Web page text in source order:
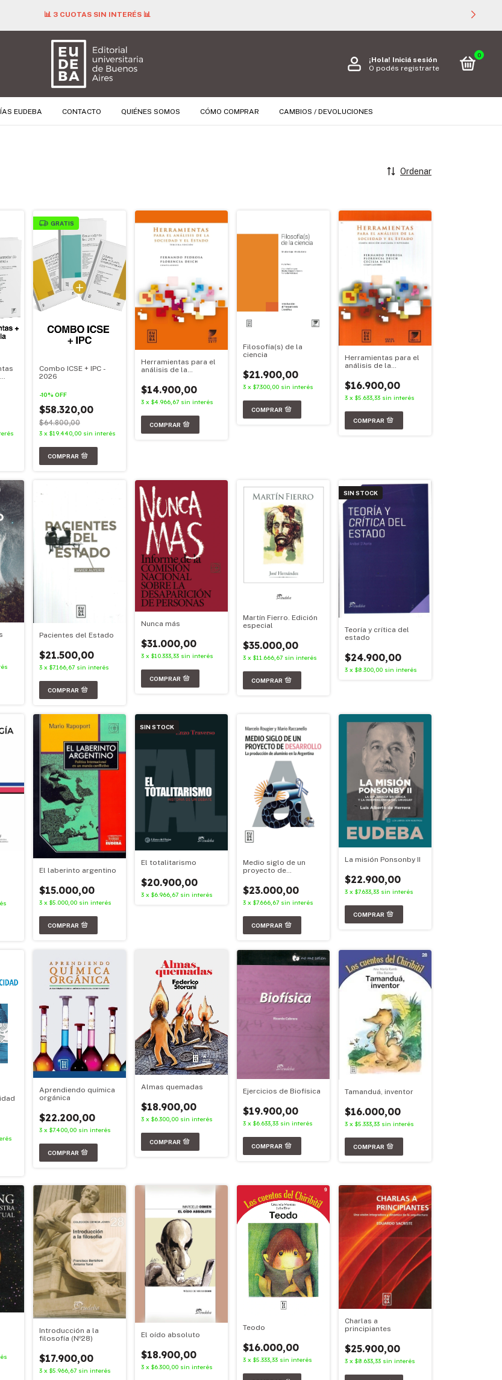
📊 3 CUOTAS SIN INTERÉS 📊
¡Hola! Iniciá sesión
O podés registrarte
0
EUDEBA CONTACTO QUIÉNES SOMOS CÓMO COMPRAR CAMBIOS / DEVOLUCIONES
Ordenar
GRATIS
Combo ICSE + IPC -
2026
-10% OFF
$58.320,00
$64.800,00
3 x $19.440,00 sin interés
Herramientas para el
análisis de la
Ed. 2017
$14.900,00
3 x $4.966,67 sin interés
Filosofía(s) de la
ciencia
$21.900,00
3 x $7.300,00 sin interés
Herramientas para el
análisis de la
$16.900,00
3 x $5.633,33 sin interés
Pacientes del Estado
$21.500,00
3 x $7.166,67 sin interés
Nunca más
$31.000,00
3 x $10.333,33 sin interés
Martín Fierro. Edición
especial
$35.000,00
3 x $11.666,67 sin interés
SIN STOCK
Teoría y crítica del
estado
$24.900,00
3 x $8.300,00 sin interés
El laberinto argentino
$15.000,00
3 x $5.000,00 sin interés
SIN STOCK
El totalitarismo
$20.900,00
3 x $6.966,67 sin interés
Medio siglo de un
proyecto de
$23.000,00
3 x $7.666,67 sin interés
La misión Ponsonby II
$22.900,00
3 x $7.633,33 sin interés
Aprendiendo química
orgánica
$22.200,00
3 x $7.400,00 sin interés
Almas quemadas
$18.900,00
3 x $6.300,00 sin interés
Ejercicios de Biofísica
$19.900,00
3 x $6.633,33 sin interés
Tamanduá, inventor
$16.000,00
3 x $5.333,33 sin interés
Introducción a la
filosofía (Nº28)
$17.900,00
3 x $5.966,67 sin interés
El oído absoluto
$18.900,00
3 x $6.300,00 sin interés
Teodo
$16.000,00
3 x $5.333,33 sin interés
Charlas a
principiantes
$25.900,00
3 x $8.633,33 sin interés